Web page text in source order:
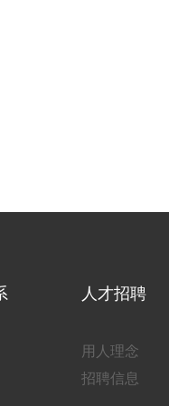
人才招聘
用人理念
招聘信息